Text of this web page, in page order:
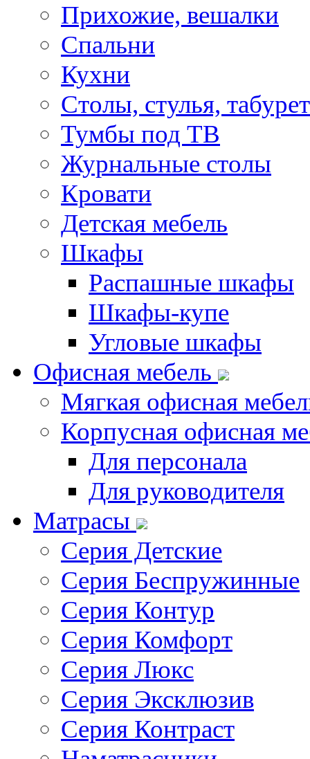
Прихожие, вешалки
Спальни
Кухни
Столы, стулья,
Тумбы под ТВ
Журнальные столы
Кровати
Детская мебель
Шкафы
Распашные шкафы
Шкафы-купе
Угловые шкафы
Офисная мебель
Мягкая офисная
Корпусная офисная
Для персонала
Для руководителя
Матрасы
Серия Детские
Серия Беспружинные
Серия Контур
Серия Комфорт
Серия Люкс
Серия Эксклюзив
Серия Контраст